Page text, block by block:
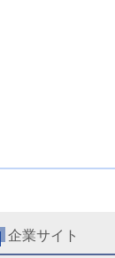
企業サイト